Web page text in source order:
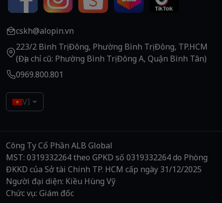
cskh@alopin.vn
223/2 Bình Trị Đông, Phường Bình Trị Đông, TP.HCM
(Địa chỉ cũ: Phường Bình Trị Đông A, Quận Bình Tân)
0969.800.801
VI
Công Ty Cổ Phần ALB Global
MST: 0319332264 theo GPKD số 0319332264 do Phòng
ĐKKD của Sở tài Chính TP. HCM cấp ngày 31/12/2025
Người đại diện: Kiều Hùng Vỹ
Chức vụ: Giám đốc